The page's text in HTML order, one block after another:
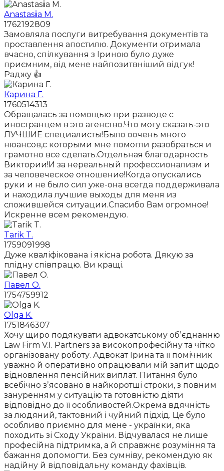
Anastasiia M.
1762192809
Замовляла послуги витребування документів та
проставлення апостилю. Документи отримала
вчасно, спілкування з Іриною було дуже
приємним, від мене найпозитвніший відгук!
Раджу 👍
Карина Г.
1760514313
Обращалась за помощью при разводе с
иностранцем в это агенство.Что могу сказать-это
ЛУЧШИЕ специалисты!Было оочень много
нюансов,с которыми мне помогли разобраться и
грамотно все сделать.Отдельная благодарность
Виктории!И за нереальный профессионализм и
за человеческое отношение!Когда опускались
руки и не было сил уже-она всегда поддерживала
и находила лучшие выходы для меня из
сложившейся ситуации.Спасибо Вам огромное!
Искренне всем рекомендую.
Tarik T.
1759091998
Дуже кваліфікована і якісна робота. Дякую за
плідну співпрацю. Ви кращі.
Павел О.
1754759912
Olga K.
1751846307
Хочу щиро подякувати адвокатському обʼєднанню
Law Firm V.I. Partners за високопрофесійну та чітко
організовану роботу. Адвокат Ірина та її помічник
уважно й оперативно опрацювали мій запит щодо
відновлення пенсійних виплат. Питання було
всебічно зʼясовано в найкоротші строки, з повним
зануренням у ситуацію та готовністю діяти
відповідно до її особливостей.Окрема вдячність
за людяний, тактовний і чуйний підхід. Це було
особливо приємно для мене - українки, яка
походить зі Сходу України. Відчувалася не лише
професійна підтримка, а й справжнє розуміння та
бажання допомогти. Без сумніву, рекомендую як
надійну й відповідальну команду фахівців.